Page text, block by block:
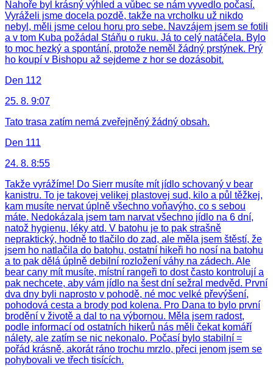
Nahoře byl krásný výhled a vůbec se nám vyvedlo počasí.
Vyráželi jsme docela pozdě, takže na vrcholku už nikdo
nebyl, měli jsme celou horu pro sebe. Navzájem jsem se fotili
a v tom Kuba požádal Stáňu o ruku. Já to celý natáčela. Bylo
to moc hezký a spontání, protože neměl žádný prstýnek. Prý
ho koupí v Bishopu až sejdeme z hor se dozásobit.
Den 112
25. 8. 9:07
Tato trasa zatím nemá zveřejněný žádný obsah.
Den 111
24. 8. 8:55
Takže vyrážíme! Do Sierr musíte mít jídlo schovaný v bear
kanistru. To je takovej velikej plastovej sud, kilo a půl těžkej,
kam musíte nervat úplně všechno voňavýho, co s sebou
máte. Nedokázala jsem tam narvat všechno jídlo na 6 dní,
natož hygienu, léky atd. V batohu je to pak strašně
nepraktický, hodně to tlačilo do zad, ale měla jsem štěstí, že
jsem ho natlačila do batohu, ostatní hikeři ho nosí na batohu
a to pak dělá úplně debilní rozložení váhy na zádech. Ale
bear cany mít musíte, místní rangeři to dost často kontrolují a
pak nechcete, aby vám jídlo na šest dní sežral medvěd. První
dva dny byli naprosto v pohodě, né moc velké převýšení,
pohodová cesta a brody pod kolena. Pro Dana to bylo první
brodění v životě a dal to na výbornou. Měla jsem radost,
podle informací od ostatních hikerů nás měli čekat komáří
nálety, ale zatím se nic nekonalo. Počasí bylo stabilní =
pořád krásně, akorát ráno trochu mrzlo, přeci jenom jsem se
pohybovali ve třech tisících.